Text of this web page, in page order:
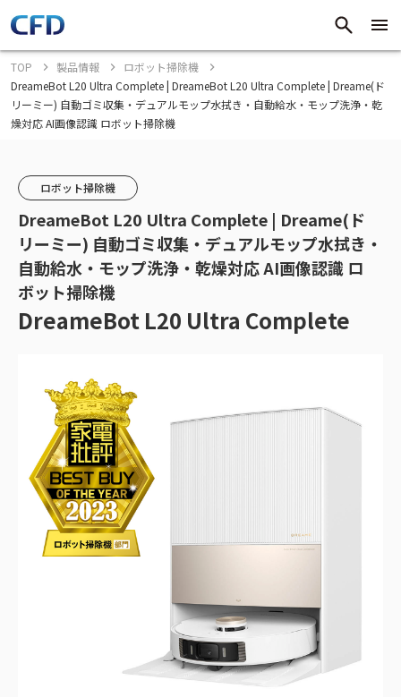
TOP 製品情報
ロボット掃除機
DreameBot L20 Ultra Complete | DreameBot L20 Ultra Complete | Dreame(ド
リーミー) 自動ゴミ収集・デュアルモップ水拭き・自動給水・モップ洗浄・乾
燥対応 AI画像認識 ロボット掃除機
ロボット掃除機
DreameBot L20 Ultra Complete | Dreame(ド
リーミー) 自動ゴミ収集・デュアルモップ水拭き・
自動給水・モップ洗浄・乾燥対応 AI画像認識 ロ
ボット掃除機
DreameBot L20 Ultra Complete